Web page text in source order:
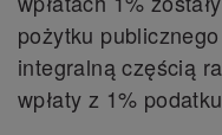
pożytku
integralną częścią
wpłaty z 1%